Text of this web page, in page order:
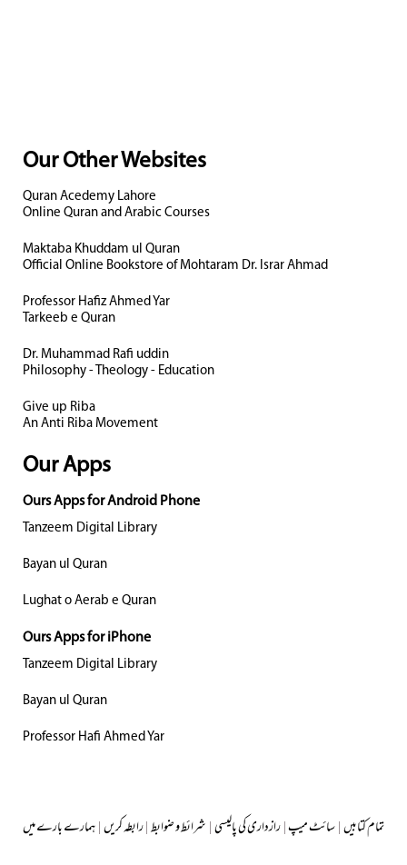
Our Other Websites
Quran Acedemy Lahore
Online Quran and Arabic Courses
Maktaba Khuddam ul Quran
Official Online Bookstore of Mohtaram Dr. Israr Ahmad
Professor Hafiz Ahmed Yar
Tarkeeb e Quran
Dr. Muhammad Rafi uddin
Philosophy - Theology - Education
Give up Riba
An Anti Riba Movement
Our Apps
Ours Apps for Android Phone
Tanzeem Digital Library
Bayan ul Quran
Lughat o Aerab e Quran
Ours Apps for iPhone
Tanzeem Digital Library
Bayan ul Quran
Professor Hafi Ahmed Yar
ہمارے بارے میں|رابطہ کریں|شرائط و ضوابط|رازداری کی پالیسی|سائٹ میپ|تمام کتابیں